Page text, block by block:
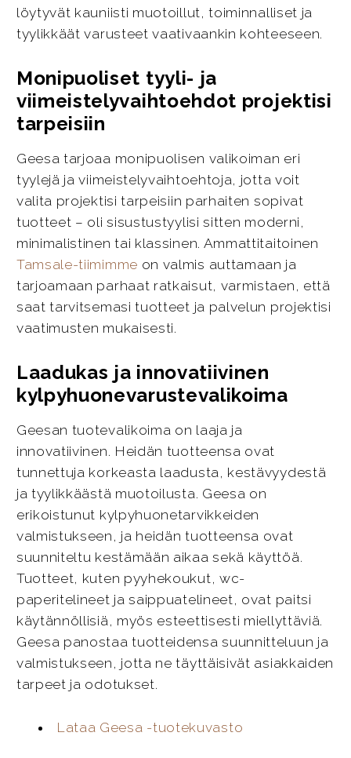
löytyvät kauniisti muotoillut, toiminnalliset ja
tyylikkäät varusteet vaativaankin kohteeseen.
Monipuoliset tyyli- ja
viimeistelyvaihtoehdot projektisi
tarpeisiin
Geesa tarjoaa monipuolisen valikoiman eri
tyylejä ja viimeistelyvaihtoehtoja, jotta voit
valita projektisi tarpeisiin parhaiten sopivat
tuotteet – oli sisustustyylisi sitten moderni,
minimalistinen tai klassinen. Ammattitaitoinen
Tamsale-tiimimme on valmis auttamaan ja
tarjoamaan parhaat ratkaisut, varmistaen, että
saat tarvitsemasi tuotteet ja palvelun projektisi
vaatimusten mukaisesti.
Laadukas ja innovatiivinen
kylpyhuonevarustevalikoima
Geesan tuotevalikoima on laaja ja
innovatiivinen. Heidän tuotteensa ovat
tunnettuja korkeasta laadusta, kestävyydestä
ja tyylikkäästä muotoilusta. Geesa on
erikoistunut kylpyhuonetarvikkeiden
valmistukseen, ja heidän tuotteensa ovat
suunniteltu kestämään aikaa sekä käyttöä.
Tuotteet, kuten pyyhekoukut, wc-
paperitelineet ja saippuatelineet, ovat paitsi
käytännöllisiä, myös esteettisesti miellyttäviä.
Geesa panostaa tuotteidensa suunnitteluun ja
valmistukseen, jotta ne täyttäisivät asiakkaiden
tarpeet ja odotukset.
Lataa Geesa -tuotekuvasto